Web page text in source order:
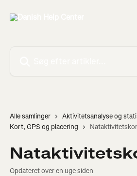
Alle samlinger
Aktivitetsanalyse og
Kort, GPS og placering
Opdateret over en uge siden